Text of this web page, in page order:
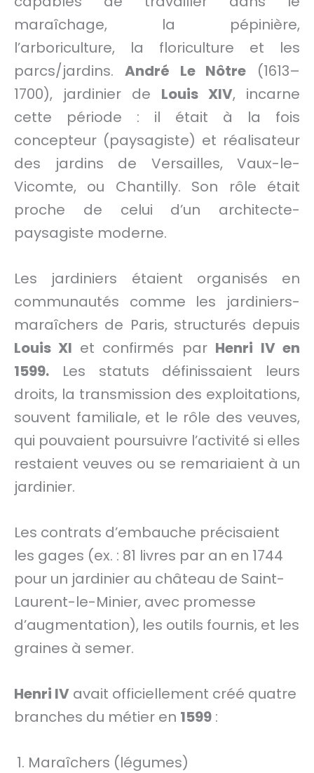
maraîchage, la pépinière,
l’arboriculture, la floriculture et les
parcs/jardins. André Le Nôtre (1613–
1700), jardinier de Louis XIV, incarne
cette période : il était à la fois
concepteur (paysagiste) et réalisateur
des jardins de Versailles, Vaux-le-
Vicomte, ou Chantilly. Son rôle était
proche de celui d’un architecte-
paysagiste moderne.
Les jardiniers étaient organisés en
communautés comme les jardiniers-
maraîchers de Paris, structurés depuis
Louis XI et confirmés par Henri IV en
1599. Les statuts définissaient leurs
droits, la transmission des exploitations,
souvent familiale, et le rôle des veuves,
qui pouvaient poursuivre l’activité si elles
restaient veuves ou se remariaient à un
jardinier.
Les contrats d’embauche précisaient
les gages (ex. : 81 livres par an en 1744
pour un jardinier au château de Saint-
Laurent-le-Minier, avec promesse
d’augmentation), les outils fournis, et les
graines à semer.
Henri IV avait officiellement créé quatre
branches du métier en 1599 :
Maraîchers (légumes)